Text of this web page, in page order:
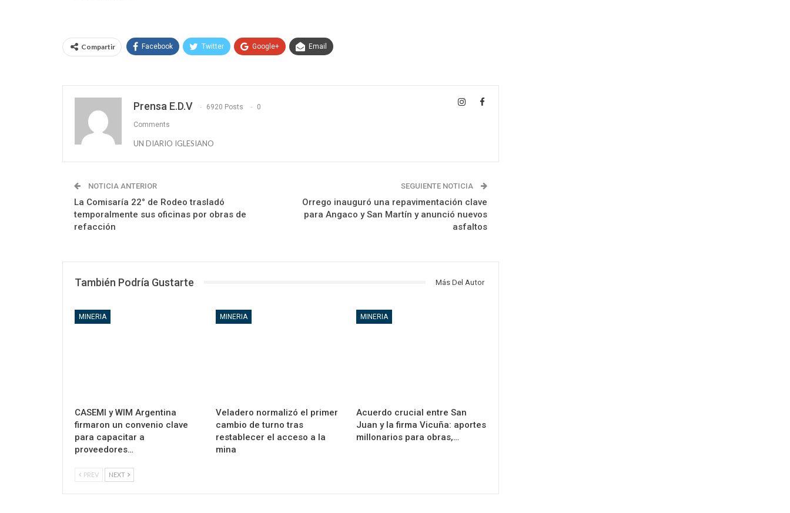
Compartir Facebook Twitter Google+ Email
Prensa E.D.V 6920 Posts 0
Comments
UN DIARIO IGLESIANO
NOTICIA ANTERIOR
La Comisaría 22° de Rodeo trasladó
temporalmente sus oficinas por obras de
refacción
SEGUIENTE NOTICIA
Orrego inauguró una repavimentación clave
para Angaco y San Martín y anunció nuevos
asfaltos
También Podría Gustarte Más Del Autor
MINERIA
CASEMI y WIM Argentina
firmaron un convenio clave
para capacitar a
proveedores…
MINERIA
Veladero normalizó el primer
cambio de turno tras
restablecer el acceso a la
mina
MINERIA
Acuerdo crucial entre San
Juan y la firma Vicuña: aportes
millonarios para obras,…
PREV NEXT